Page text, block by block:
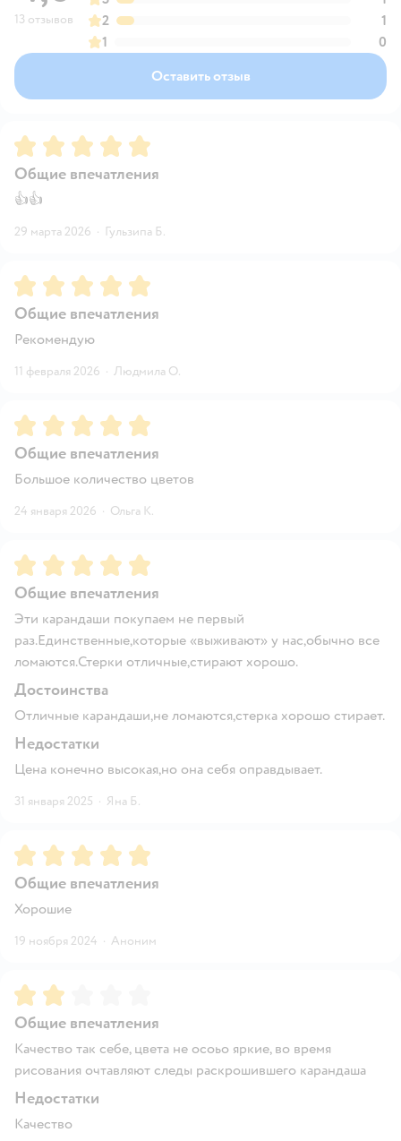
13 отзывов
2
1
1
0
Оставить отзыв
Рейтинг:5
Общие впечатления
👍👍
29 марта 2026 · Гульзипа Б.
Рейтинг:5
Общие впечатления
Рекомендую
11 февраля 2026 · Людмила О.
Рейтинг:5
Общие впечатления
Большое количество цветов
24 января 2026 · Ольга К.
Рейтинг:5
Общие впечатления
Эти карандаши покупаем не первый
раз.Единственные,которые «выживают» у нас,обычно все
ломаются.Стерки отличные,стирают хорошо.
Достоинства
Отличные карандаши,не ломаются,стерка хорошо стирает.
Недостатки
Цена конечно высокая,но она себя оправдывает.
31 января 2025 · Яна Б.
Рейтинг:5
Общие впечатления
Хорошие
19 ноября 2024 · Аноним
Рейтинг:
Общие впечатления
Качество так себе, цвета не осоьо яркие, во время
рисования очтавляют следы раскрошившего карандаша
Недостатки
Качество